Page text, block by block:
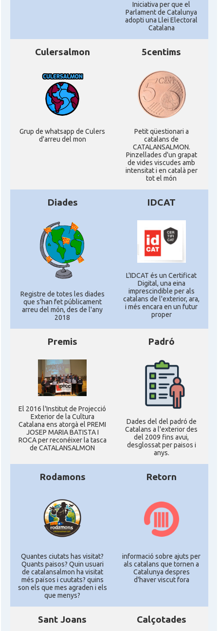
Iniciativa per que el
Parlament de Catalunya
adopti una Llei Electoral
Catalana
Culersalmon
Grup de whatsapp de Culers
d'arreu del mon
5centims
Petit qüestionari a
catalans de
CATALANSALMON.
Pinzellades d'un grapat
de vides viscudes amb
intensitat i en català per
tot el món
Diades
Registre de totes les diades
que s'han fet públicament
arreu del món, des de l'any
2018
IDCAT
L'IDCAT és un Certificat
Digital, una eina
imprescindible per als
catalans de l'exterior, ara,
i més encara en un futur
proper
Premis
El 2016 l'Institut de Projecció
Exterior de la Cultura
Catalana ens atorgà el PREMI
JOSEP MARIA BATISTA I
ROCA per reconéixer la tasca
de CATALANSALMON
Padró
Dades del del padró de
Catalans a l'exterior des
del 2009 fins avui,
desglossat per paisos i
anys.
Rodamons
Quantes ciutats has visitat?
Quants paisos? Quin usuari
de catalansalmon ha visitat
més països i cuutats? quins
son els que mes agraden i els
que menys?
Retorn
informació sobre ajuts per
als catalans que tornen a
Catalunya despres
d'haver viscut fora
Sant Joans Calçotades